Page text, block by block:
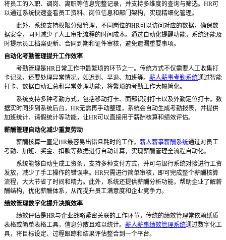
将员工的入职、调岗、离职等信息完整记录，并支持多维度的查询与筛选。 HR可
以通过系统快速查看员工资料、岗位信息和部门架构，实现精细化管理。
此外，系统支持权限分级管理，不同岗位的HR可以访问对应的数据，确保数
据安全，同时减少了人工审批流程的时间成本。通过自动化提醒功能，系统还能及
时提示员工档案更新、合同到期和证件审核，避免遗漏重要事项。
自动化考勤管理提升工作效率
考勤管理是HR日常工作中最繁琐的环节之一。传统方式不仅需要人工收集打
卡记录，还要处理异常情况，如迟到、早退、加班等。 薪人薪事考勤系统通过智能
打卡、数据自动汇总和异常处理功能，将繁琐的考勤工作大幅简化。
系统支持多种考勤方式，包括移动打卡、面部识别打卡以及外勤定位打卡。数
据实时同步到系统后台，HR无需再手动整理，系统会自动生成考勤报表，并提供
加班统计、请假统计等功能，让HR可以直接用于薪酬核算和绩效评估。
薪酬管理自动化减少重复劳动
薪酬核算一直是HR最容易出错且耗时的工作。 薪人薪事薪酬系统通过对员工
考勤、加班、奖金、扣款等数据进行自动计算，实现薪酬管理全流程自动化。
系统能够自动生成工资条，支持多种支付方式，并可与银行系统对接进行工资
发放，减少了手工操作的错误率。HR只需进行简单审核，即可完成整个薪酬核算
流程，大大节省了时间和精力。此外，系统还提供薪酬分析功能，帮助企业了解薪
酬结构，优化薪酬体系，从而提升员工满意度和企业竞争力。
绩效管理数字化提升决策效率
绩效评估是HR与企业战略紧密关联的工作环节，传统的绩效管理常依赖纸质
表格或简单表格工具，信息分散且难以统计。 薪人薪事绩效管理系统通过数字化工
具，将目标设定、过程跟踪和结果评估整合到一个平台。